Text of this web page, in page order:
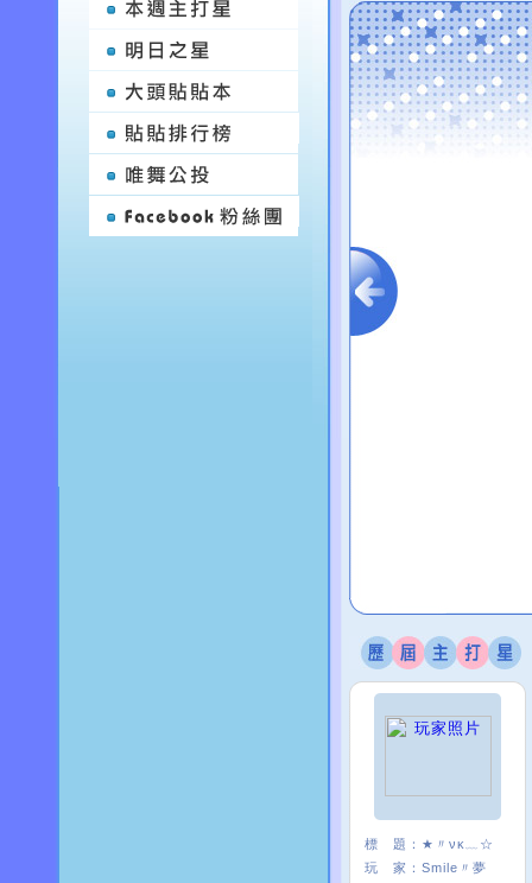
標 題： ★〃νκ﹏☆
玩 家： Smile〃夢